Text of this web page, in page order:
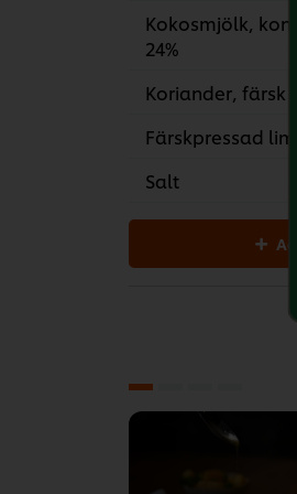
Kokosmjölk,
24%
Koriander, färsk
Färskpressad
Salt